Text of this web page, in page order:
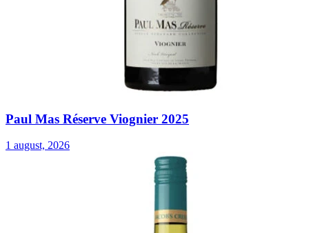
Paul Mas Réserve Viognier 2025
1 august, 2026